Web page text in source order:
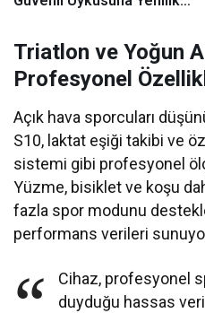
Triatlon ve Yoğun
Profesyonel
Açık hava sporcuları
S10, laktat eşiği takibi ve
sistemi gibi profesyonel
Yüzme, bisiklet ve koşu
fazla spor modunu
performans verileri
Cihaz, profesyonel
duyduğu hassas